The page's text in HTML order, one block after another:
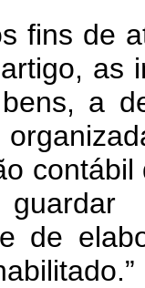
fins de
as
a
de